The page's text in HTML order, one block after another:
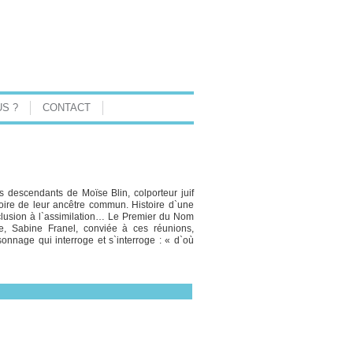
? CONTACT
descendants de Moïse Blin, colporteur juif
de leur ancêtre commun. Histoire d`une
à l`assimilation… Le Premier du Nom
Sabine Franel, conviée à ces réunions,
qui interroge et s`interroge : « d`où